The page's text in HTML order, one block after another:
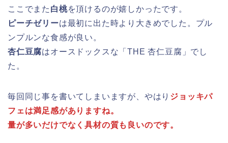
ここでまた 白桃を頂けるのが嬉しかったです。
ピーチゼリーは最初に出た時より大きめでした。プル
ンプルンな食感が良い。
杏仁豆腐はオースドックスな「THE 杏仁豆腐」でし
た。
毎回同じ事を書いてしまいますが、やはり ジョッキパ
フェは満足感がありますね。
量が多いだけでなく具材の質も良いのです。